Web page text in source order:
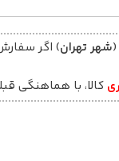
(شهر تهران
کالا، با هماهنگی